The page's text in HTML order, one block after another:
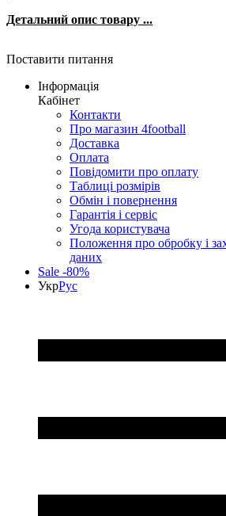
Детальний опис товару ...
Поставити питання
Інформація
Кабінет
Контакти
Про магазин 4football
Доставка
Оплата
Повідомити про оплату
Таблиці розмірів
Обмін і повернення
Гарантія і сервіс
Угода користувача
Положення про обробку і
даних
Sale -80%
УкрРус